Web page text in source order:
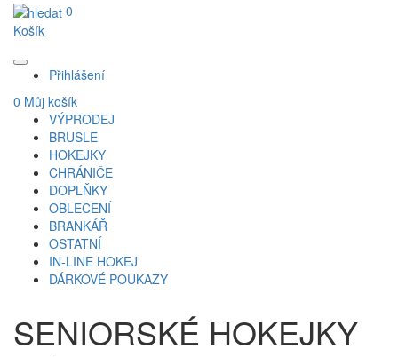
0
Košík
Přihlášení
0 Můj košík
VÝPRODEJ
BRUSLE
HOKEJKY
CHRÁNIČE
DOPLŇKY
OBLEČENÍ
BRANKÁŘ
OSTATNÍ
IN-LINE HOKEJ
DÁRKOVÉ POUKAZY
SENIORSKÉ HOKEJKY